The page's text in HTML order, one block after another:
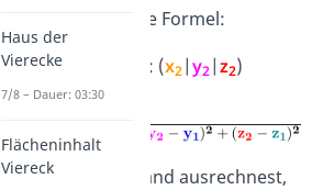
brauchst du diese Formel:
P1: (x1| : (x2|y2|z2)
3D:
Wie du den Abstand ausrechnest,
Haus der
Vierecke
7/8 – Dauer: 03:30
Flächeninhalt
Viereck